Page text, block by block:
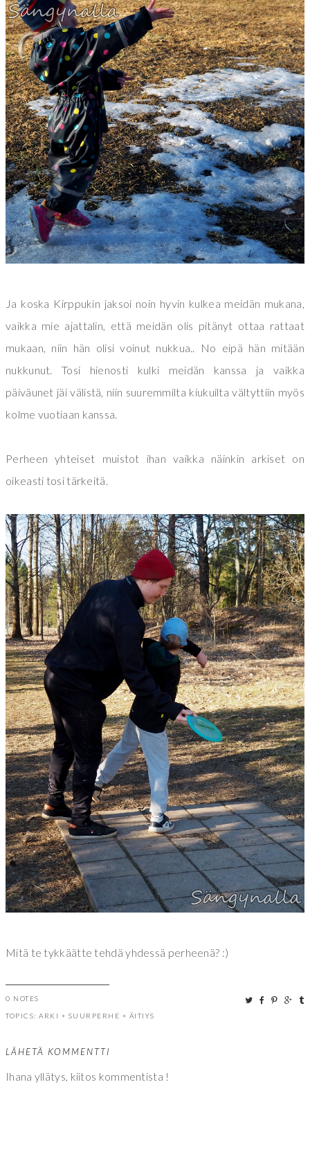
Ja koska Kirppukin jaksoi noin hyvin kulkea meidän mukana,
vaikka mie ajattalin, että meidän olis pitänyt ottaa rattaat
mukaan, niin hän olisi voinut nukkua.. No eipä hän mitään
nukkunut. Tosi hienosti kulki meidän kanssa ja vaikka
päiväunet jäi välistä, niin suuremmilta kiukuilta vältyttiin myös
kolme vuotiaan kanssa.
Perheen yhteiset muistot ihan vaikka näinkin arkiset on
oikeasti tosi tärkeitä.
Mitä te tykkäätte tehdä yhdessä perheenä? :)
0 NOTES
TOPICS: ARKI + SUURPERHE + ÄITIYS
LÄHETÄ KOMMENTTI
Ihana yllätys, kiitos kommentista !